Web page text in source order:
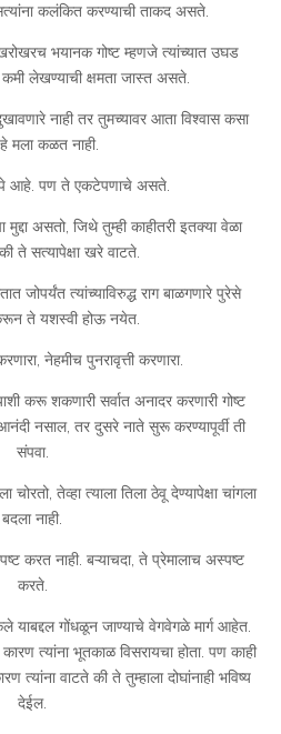
कलंकित करण्याची ताकद असते.
भयानक गोष्ट म्हणजे त्यांच्यात उघड
कमी लेखण्याची क्षमता जास्त असते.
नाही तर तुमच्यावर आता विश्वास कसा
हे मला कळत नाही.
आहे. पण ते एकटेपणाचे असते.
असतो, जिथे तुम्ही काहीतरी इतक्या वेळा
ते सत्यापेक्षा खरे वाटते.
जोपर्यंत त्यांच्याविरुद्ध राग बाळगणारे पुरेसे
ते यशस्वी होऊ नयेत.
नेहमीच पुनरावृत्ती करणारा.
करू शकणारी सर्वात अनादर करणारी गोष्ट
नसाल, तर दुसरे नाते सुरू करण्यापूर्वी ती
संपवा.
तेव्हा त्याला तिला ठेवू देण्यापेक्षा चांगला
बदला नाही.
करत नाही. बऱ्याचदा, ते प्रेमालाच अस्पष्ट
करते.
याबद्दल गोंधळून जाण्याचे वेगवेगळे मार्ग आहेत.
त्यांना भूतकाळ विसरायचा होता. पण काही
त्यांना वाटते की ते तुम्हाला दोघांनाही भविष्य
देईल.